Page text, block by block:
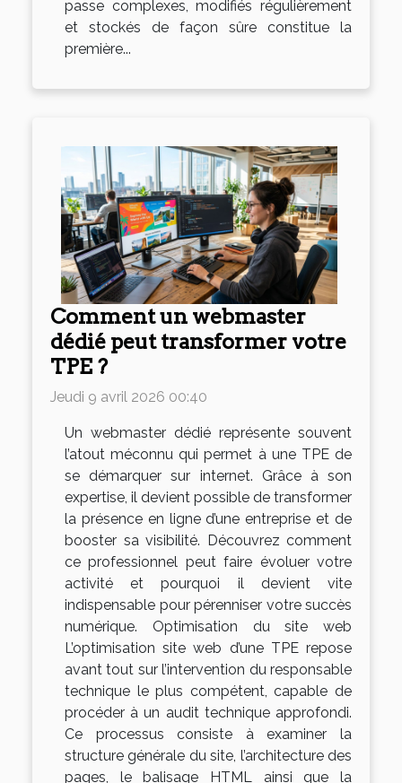
passe complexes, modifiés régulièrement
et stockés de façon sûre constitue la
première...
Comment un webmaster
dédié peut transformer votre
TPE ?
Jeudi 9 avril 2026 00:40
Un webmaster dédié représente souvent
l’atout méconnu qui permet à une TPE de
se démarquer sur internet. Grâce à son
expertise, il devient possible de transformer
la présence en ligne d’une entreprise et de
booster sa visibilité. Découvrez comment
ce professionnel peut faire évoluer votre
activité et pourquoi il devient vite
indispensable pour pérenniser votre succès
numérique. Optimisation du site web
L’optimisation site web d’une TPE repose
avant tout sur l’intervention du responsable
technique le plus compétent, capable de
procéder à un audit technique approfondi.
Ce processus consiste à examiner la
structure générale du site, l’architecture des
pages, le balisage HTML ainsi que la